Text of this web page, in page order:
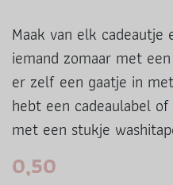
Maak van elk
iemand zomaar met
er zelf een gaatje in
hebt een cadeaulabel
met een stukje
0,50